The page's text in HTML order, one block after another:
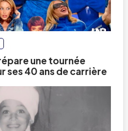
une tournée
ses 40 ans de carrière